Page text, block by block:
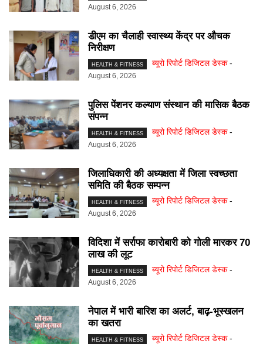
August 6, 2026
डीएम का चैलाही स्वास्थ्य केंद्र पर औचक
निरीक्षण
HEALTH & FITNESS ब्यूरो रिपोर्ट डिजिटल डेस्क -
August 6, 2026
पुलिस पेंशनर कल्याण संस्थान की मासिक बैठक
संपन्न
HEALTH & FITNESS ब्यूरो रिपोर्ट डिजिटल डेस्क -
August 6, 2026
जिलाधिकारी की अध्यक्षता में जिला स्वच्छता
समिति की बैठक सम्पन्न
HEALTH & FITNESS ब्यूरो रिपोर्ट डिजिटल डेस्क -
August 6, 2026
विदिशा में सर्राफा कारोबारी को गोली मारकर 70
लाख की लूट
HEALTH & FITNESS ब्यूरो रिपोर्ट डिजिटल डेस्क -
August 6, 2026
नेपाल में भारी बारिश का अलर्ट, बाढ़-भूस्खलन
का खतरा
HEALTH & FITNESS ब्यूरो रिपोर्ट डिजिटल डेस्क -